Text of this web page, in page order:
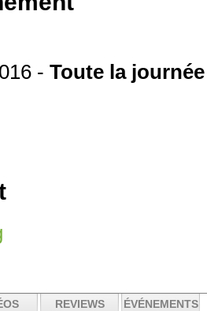
- Toute la journée
REVIEWS ÉVÉNEMENTS